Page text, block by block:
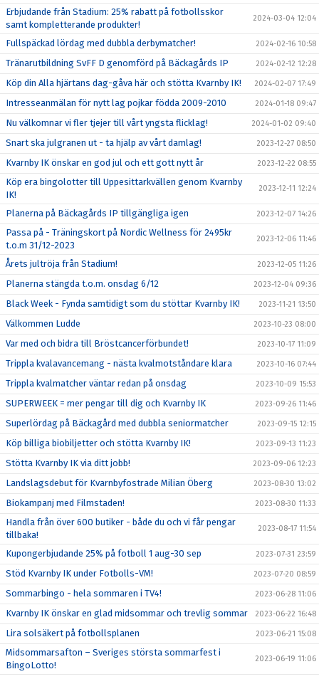
Erbjudande från Stadium: 25% rabatt på fotbollsskor
samt kompletterande produkter!
2024-03-04 12:04
Fullspäckad lördag med dubbla derbymatcher! 2024-02-16 10:58
Tränarutbildning SvFF D genomförd på Bäckagårds IP 2024-02-12 12:28
Köp din Alla hjärtans dag-gåva här och stötta Kvarnby IK! 2024-02-07 17:49
Intresseanmälan för nytt lag pojkar födda 2009-2010 2024-01-18 09:47
Nu välkomnar vi fler tjejer till vårt yngsta flicklag! 2024-01-02 09:40
Snart ska julgranen ut - ta hjälp av vårt damlag! 2023-12-27 08:50
Kvarnby IK önskar en god jul och ett gott nytt år 2023-12-22 08:55
Köp era bingolotter till Uppesittarkvällen genom Kvarnby
IK!
2023-12-11 12:24
Planerna på Bäckagårds IP tillgängliga igen 2023-12-07 14:26
Passa på - Träningskort på Nordic Wellness för 2495kr
t.o.m 31/12-2023
2023-12-06 11:46
Årets jultröja från Stadium! 2023-12-05 11:26
Planerna stängda t.o.m. onsdag 6/12 2023-12-04 09:36
Black Week - Fynda samtidigt som du stöttar Kvarnby IK! 2023-11-21 13:50
Välkommen Ludde 2023-10-23 08:00
Var med och bidra till Bröstcancerförbundet! 2023-10-17 11:09
Trippla kvalavancemang - nästa kvalmotståndare klara 2023-10-16 07:44
Trippla kvalmatcher väntar redan på onsdag 2023-10-09 15:53
SUPERWEEK = mer pengar till dig och Kvarnby IK 2023-09-26 11:46
Superlördag på Bäckagård med dubbla seniormatcher 2023-09-15 12:15
Köp billiga biobiljetter och stötta Kvarnby IK! 2023-09-13 11:23
Stötta Kvarnby IK via ditt jobb! 2023-09-06 12:23
Landslagsdebut för Kvarnbyfostrade Milian Öberg 2023-08-30 13:02
Biokampanj med Filmstaden! 2023-08-30 11:33
Handla från över 600 butiker - både du och vi får pengar
tillbaka!
2023-08-17 11:54
Kupongerbjudande 25% på fotboll 1 aug-30 sep 2023-07-31 23:59
Stöd Kvarnby IK under Fotbolls-VM! 2023-07-20 08:59
Sommarbingo - hela sommaren i TV4! 2023-06-28 11:06
Kvarnby IK önskar en glad midsommar och trevlig sommar 2023-06-22 16:48
Lira solsäkert på fotbollsplanen 2023-06-21 15:08
Midsommarsafton – Sveriges största sommarfest i
BingoLotto!
2023-06-19 11:06